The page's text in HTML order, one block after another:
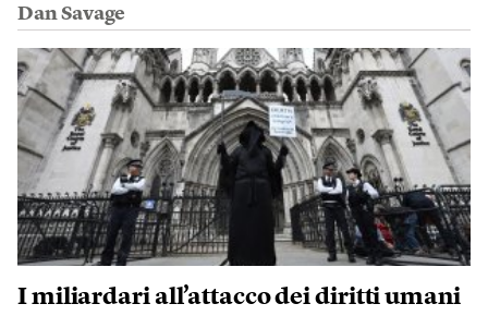
Dan Savage
I miliardari all’attacco dei diritti umani